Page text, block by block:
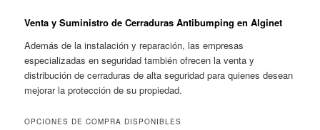
Venta y Suministro de Cerraduras Antibumping en Alginet
Además de la instalación y reparación, las empresas
especializadas en seguridad también ofrecen la venta y
distribución de cerraduras de alta seguridad para quienes desean
mejorar la protección de su propiedad.
OPCIONES DE COMPRA DISPONIBLES